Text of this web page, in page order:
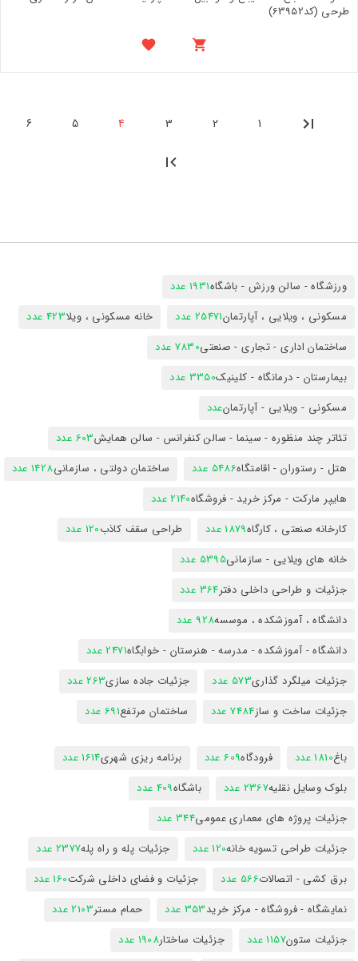
طرحی (کد63952)
ورزشگاه - سالن ورزش - باشگاه1931 عدد
مسکونی ، ویلایی ، آپارتمان25471 عدد خانه مسکونی ، ویلا423 عدد
ساختمان اداری - تجاری - صنعتی7830 عدد
بیمارستان - درمانگاه - کلینیک3350 عدد
مسکونی - ویلایی - آپارتمانعدد
تئاتر چند منظوره - سینما - سالن کنفرانس - سالن همایش603 عدد
هتل - رستوران - اقامتگاه5486 عدد ساختمان دولتی ، سازمانی1428 عدد
هایپر مارکت - مرکز خرید - فروشگاه2140 عدد
کارخانه صنعتی ، کارگاه1879 عدد طراحی سقف کاذب120 عدد
خانه های ویلایی - سازمانی5395 عدد
جزئیات و طراحی داخلی دفتر364 عدد
دانشگاه ، آموزشکده ، موسسه928 عدد
دانشگاه - آموزشکده - مدرسه - هنرستان - خوابگاه2471 عدد
جزئیات میلگرد گذاری573 عدد جزئیات جاده سازی263 عدد
جزئیات ساخت و ساز7484 عدد ساختمان مرتفع691 عدد
باغ1810 عدد فرودگاه609 عدد برنامه ریزی شهری1614 عدد
بلوک وسایل نقلیه2367 عدد باشگاه409 عدد
جزئیات پروژه های معماری عمومی344 عدد
جزئیات طراحی تسویه خانه120 عدد جزئیات پله و راه پله2377 عدد
برق کشی - اتصالات566 عدد جزئیات و فضای داخلی شرکت160 عدد
نمایشگاه - فروشگاه - مرکز خرید353 عدد حمام مستر2103 عدد
جزئیات ستون1157 عدد جزئیات ساختار1908 عدد